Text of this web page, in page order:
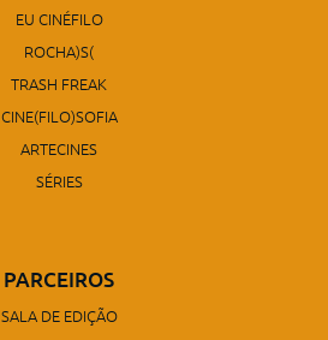
EU CINÉFILO
ROCHA)S(
TRASH FREAK
CINE(FILO)SOFIA
ARTECINES
SÉRIES
PARCEIROS
SALA DE EDIÇÃO